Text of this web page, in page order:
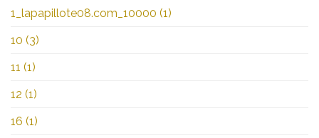
1_lapapillote08.com_10000 (1)
10 (3)
11 (1)
12 (1)
16 (1)